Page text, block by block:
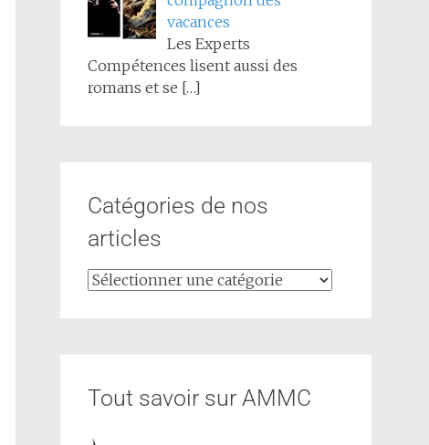
vacances
Les Experts
Compétences lisent aussi des
romans et se […]
Catégories de nos
articles
Tout savoir sur AMMC